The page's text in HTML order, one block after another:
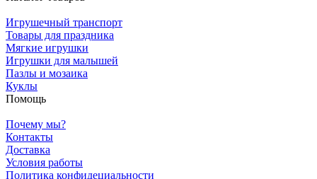
Игрушечный транспорт
Товары для праздника
Мягкие игрушки
Игрушки для малышей
Пазлы и мозаика
Куклы
Помощь
Почему мы?
Контакты
Доставка
Условия работы
Политика конфидециальности